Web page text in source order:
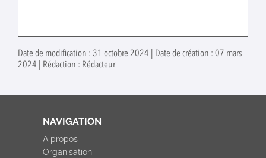
Date de modification : 31 octobre 2024 | Date de création : 07 mars
2024 | Rédaction : Rédacteur
NAVIGATION
A propos
Organisation